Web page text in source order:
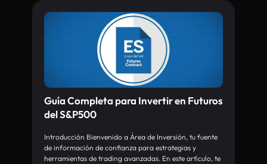
Guía Completa para Invertir en Futuros
del S&P500
Introducción Bienvenido a Área de Inversión, tu fuente
de información de confianza para estrategias y
herramientas de trading avanzadas. En este artículo, te